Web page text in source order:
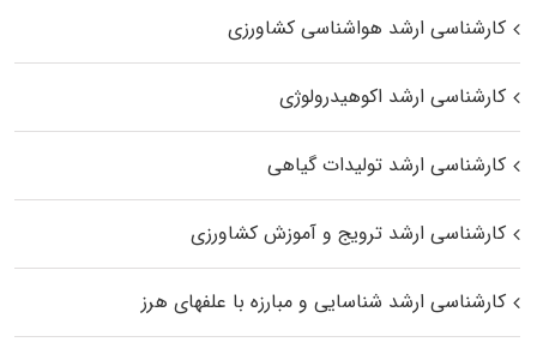
کارشناسی ارشد هواشناسی کشاورزی
کارشناسی ارشد اکوهیدرولوژی
کارشناسی ارشد تولیدات گیاهی
کارشناسی ارشد ترویج و آموزش کشاورزی
کارشناسی ارشد شناسایی و مبارزه با علفهای هرز